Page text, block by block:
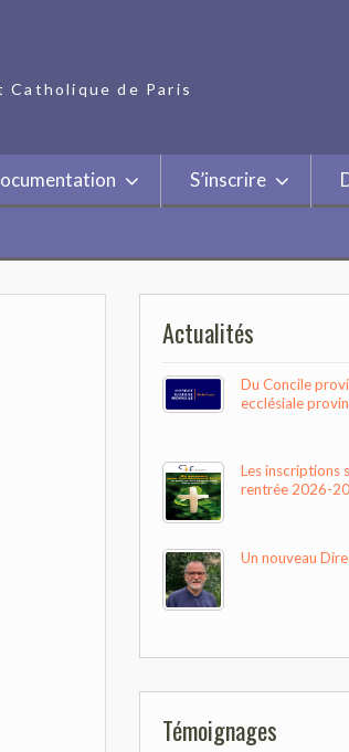
de Paris
S’inscrire
Actualités
Du Concile
ecclésiale
Les inscriptions
rentrée 2026-
Un nouveau
Témoignages